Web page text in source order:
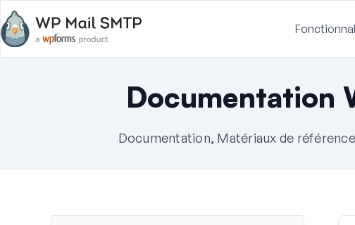
Documentation
Documentation, Matériaux de